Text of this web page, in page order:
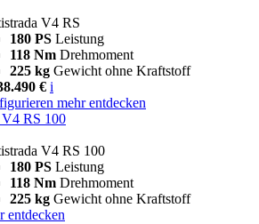
V4 RS
180 PS Leistung
118 Nm Drehmoment
225 kg Gewicht ohne Kraftstoff
€ i
mehr entdecken
V4 RS 100
V4 RS 100
180 PS Leistung
118 Nm Drehmoment
225 kg Gewicht ohne Kraftstoff
entdecken